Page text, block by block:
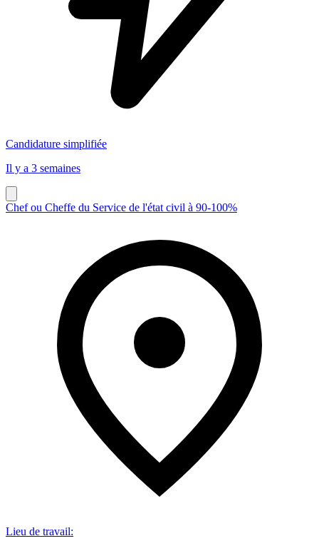
Candidature simplifiée
Il y a 3 semaines
Chef ou Cheffe du Service de l'état civil à 90-100%
Lieu de travail: